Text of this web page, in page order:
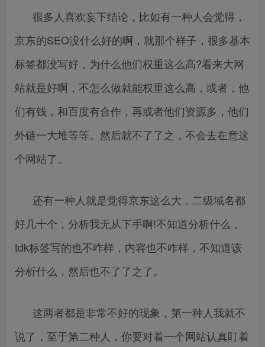
很多人喜欢妄下结论，比如有一种人会觉得，
京东的SEO没什么好的啊，就那个样子，很多基本
标签都没写好，为什么他们权重这么高?看来大网
站就是好啊，不怎么做就能权重这么高，或者，他
们有钱，和百度有合作，再或者他们资源多，他们
外链一大堆等等。然后就不了了之，不会去在意这
个网站了。
还有一种人就是觉得京东这么大，二级域名都
好几十个，分析我无从下手啊!不知道分析什么，
tdk标签写的也不咋样，内容也不咋样，不知道该
分析什么，然后也不了了之了。
这两者都是非常不好的现象，第一种人我就不
说了，至于第二种人，你要对着一个网站认真盯着